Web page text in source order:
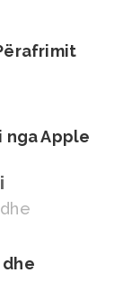
nga Apple